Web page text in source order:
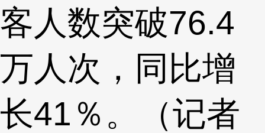
客人数突破76.4
万人次，同比增
长41％。（记者